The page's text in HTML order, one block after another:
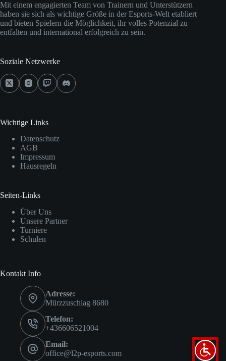
Mit einem engagierten Team von Trainern und Unterstützern
haben sie sich als wichtige Größe in der Esports-Welt etabliert
und bieten Spielern die Möglichkeit, ihr volles Potenzial zu
entfalten und international erfolgreich zu sein.
Soziale Netzwerke
Wichtige Links
Datenschutz
AGB
Impressum
Hausregeln
Seiten-Links
Über Uns
Unsere Partner
Turniere
Schulen
Kontakt Info
Adresse:
Mürzzuschlag 8680
Telefon:
+436606521004
Email:
office@l2p-esports.com